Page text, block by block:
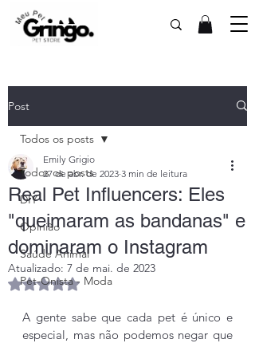
Post
Todos os posts
DIY
Opinião
Saúde Animal
Pet-Onista - Moda
Todos os posts
Real Pet Influencers: Eles
"queimaram as bandanas" e
dominaram o Instagram
Emily Grigio
27 de abr. de 2023 3 min de leitura
Atualizado: 7 de mai. de 2023
Avaliado com NaN de 5 estrelas.
A gente sabe que cada pet é único e
especial, mas não podemos negar que